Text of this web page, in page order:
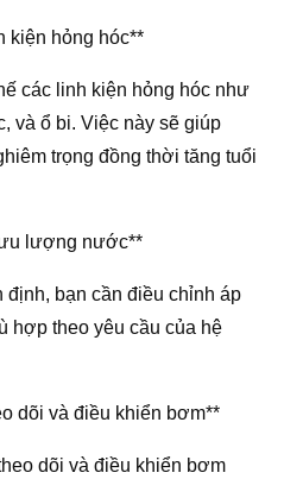
kiện hỏng hóc**
các linh kiện hỏng hóc như
và ổ bi. Việc này sẽ giúp
trọng đồng thời tăng tuổi
lượng nước**
bạn cần điều chỉnh áp
hợp theo yêu cầu của hệ
dõi và điều khiển bơm**
dõi và điều khiển bơm